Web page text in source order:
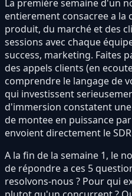
La première semaine d'un
entierement consacree a
produit, du marché et des
sessions avec chaque
success, marketing. Faites
des appels clients (en
comprendre le langage de
qui investissent
d'immersion constatent
de montee en puissance
envoient directement le
A la fin de la semaine 1, le
de répondre a ces 5
resolvons-nous ? Pour qui